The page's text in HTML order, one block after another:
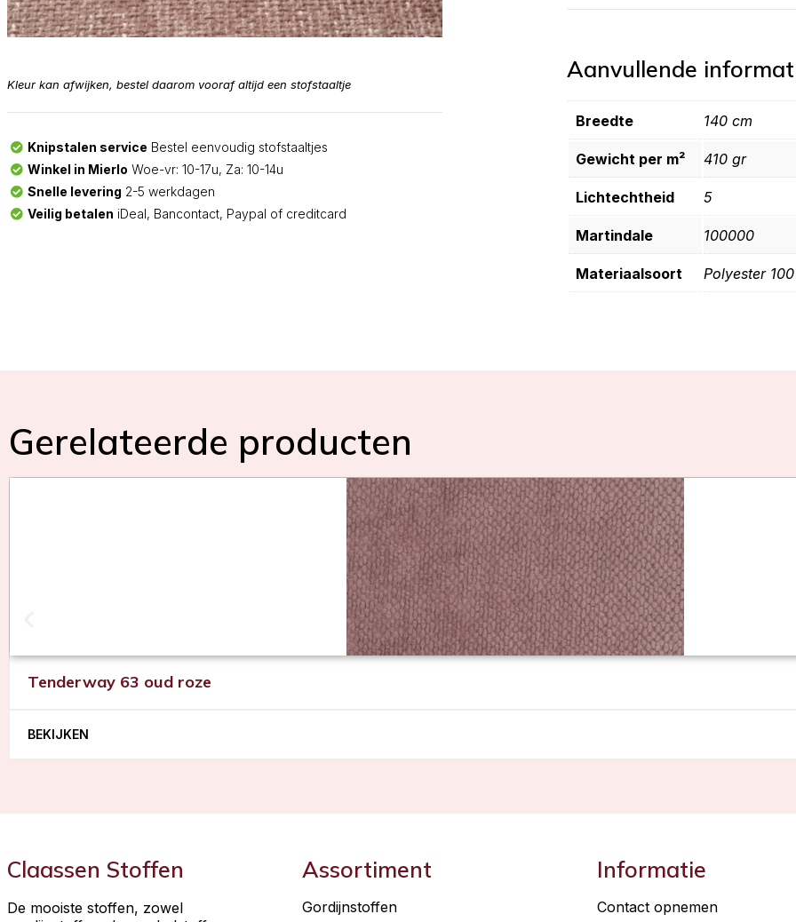
Kleur kan afwijken, bestel daarom vooraf altijd een stofstaaltje
Knipstalen service Bestel eenvoudig stofstaaltjes
Winkel in Mierlo Woe-vr: 10-17u, Za: 10-14u
Snelle levering 2-5 werkdagen
Veilig betalen iDeal, Bancontact, Paypal of creditcard
Aanvullende
Breedte 140 cm
Gewicht per m² 410 gr
Lichtechtheid 5
Martindale 100000
Materiaalsoort Polyester
Gerelateerde producten
Tenderway 63 oud roze
BEKIJKEN
Claassen Stoffen
De mooiste stoffen, zowel
Assortiment
Gordijnstoffen
Informatie
Contact opnemen